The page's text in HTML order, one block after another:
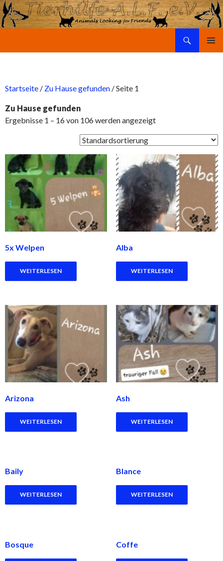
Startseite / Zu Hause gefunden / Seite 1
Zu Hause gefunden
Ergebnisse 1 – 16 von 106 werden angezeigt
5x Welpen
WEITERLESEN
Alba
WEITERLESEN
Arizona
WEITERLESEN
Ash
WEITERLESEN
Baily
WEITERLESEN
Blance
WEITERLESEN
Bosque Coffe